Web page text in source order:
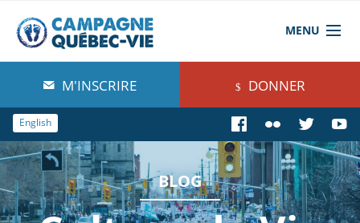
MENU
À propos de nous
Blog
Comprendre
Agir
M'INSCRIRE DONNER
English
BLOG